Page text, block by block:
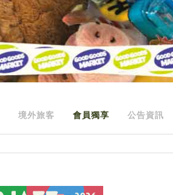
境外旅客 會員獨享 公告資訊